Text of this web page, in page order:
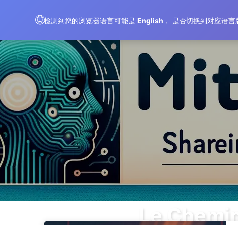
🌐检测到您的浏览器语言可能是 English ， 是否切换到对应语言
Le Chemin vers la Transformation par l'IA
Le